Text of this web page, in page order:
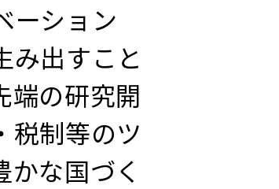
ーション
み出すこと
端の研究開
税制等のツ
な国づく